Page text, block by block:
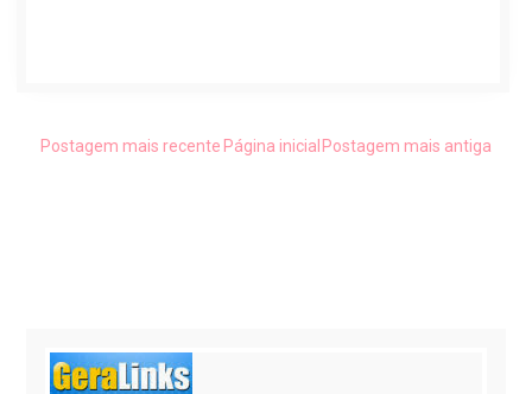
Postagem mais recente Postagem mais antiga
Página inicial